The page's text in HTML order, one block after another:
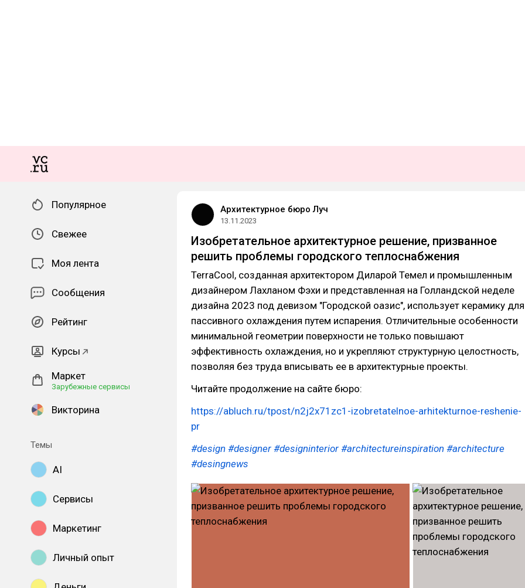
Популярное
Свежее
Моя лента
Сообщения
Рейтинг
Курсы
Маркет
Зарубежные сервисы
Викторина
Темы
AI
Сервисы
Маркетинг
Личный опыт
Архитектурное бюро Луч
13.11.2023
Изобретательное архитектурное решение, призванное
решить проблемы городского теплоснабжения
TerraCool, созданная архитектором Диларой Темел и промышленным
дизайнером Лахланом Фэхи и представленная на Голландской неделе
дизайна 2023 под девизом "Городской оазис", использует керамику для
пассивного охлаждения путем испарения. Отличительные особенности
минимальной геометрии поверхности не только повышают
эффективность охлаждения, но и укрепляют структурную целостность,
позволяя без труда вписывать ее в архитектурные проекты.
Читайте продолжение на сайте бюро:
https://abluch.ru/tpost/n2j2x71zc1-izobretatelnoe-arhitekturnoe-reshenie-
pr
#design #designer #designinterior #architectureinspiration #architecture
#desingnews